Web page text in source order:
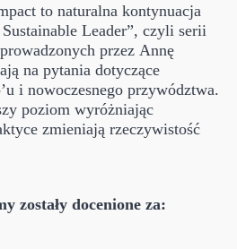
to naturalna kontynuacja
Leader”, czyli serii
przez Annę
na pytania dotyczące
i nowoczesnego przywództwa.
poziom wyróżniając
zmieniają rzeczywistość
zostały docenione za: